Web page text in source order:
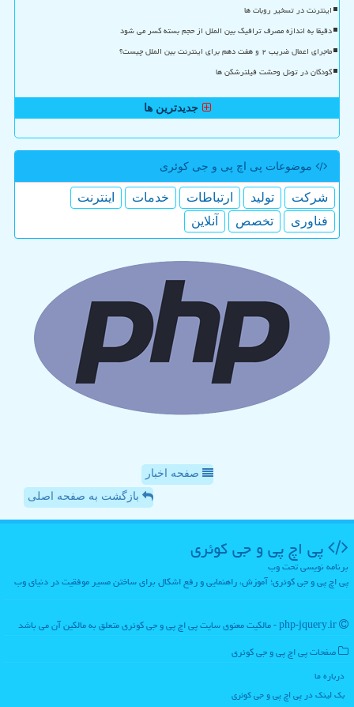
اینترنت در تسخیر روبات ها
دقیقا به اندازه مصرف ترافیک بین الملل از حجم بسته کسر می شود
ماجرای اعمال ضریب ۲ و هفت دهم برای اینترنت بین الملل چیست؟
کودکان در تونل وحشت فیلترشکن ها
جدیدترین ها
موضوعات پی اچ پی و جی كوئری
شركت تولید ارتباطات خدمات
اینترنت
فناوری
تخصص آنلاین
صفحه اخبار
بازگشت به صفحه اصلی
پی اچ پی و جی كوئری
برنامه نویسی تحت وب
پی اچ پی و جی کوئری؛ آموزش، راهنمایی و رفع اشکال برای ساختن مسیر موفقیت در دنیای وب
صفحات پی اچ پی و جی كوئری
درباره ما
بک لینک در پی اچ پی و جی كوئری